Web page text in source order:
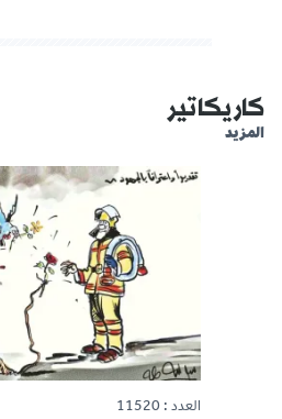
كاريكاتير
المزيد
العدد : 11520